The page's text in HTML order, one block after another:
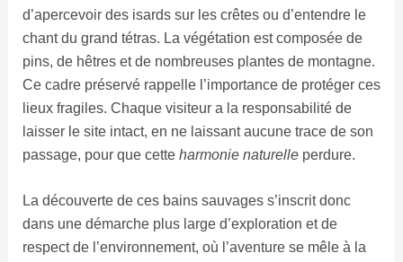
d’apercevoir des isards sur les crêtes ou d’entendre le
chant du grand tétras. La végétation est composée de
pins, de hêtres et de nombreuses plantes de montagne.
Ce cadre préservé rappelle l’importance de protéger ces
lieux fragiles. Chaque visiteur a la responsabilité de
laisser le site intact, en ne laissant aucune trace de son
passage, pour que cette harmonie naturelleperdure.
La découverte de ces bains sauvages s’inscrit donc
dans une démarche plus large d’exploration et de
respect de l’environnement, où l’aventure se mêle à la